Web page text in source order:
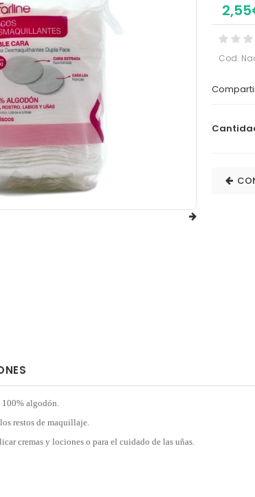
Cod.
100% algodón.
restos de maquillaje.
cremas y lociones o para el cuidado de las uñas.